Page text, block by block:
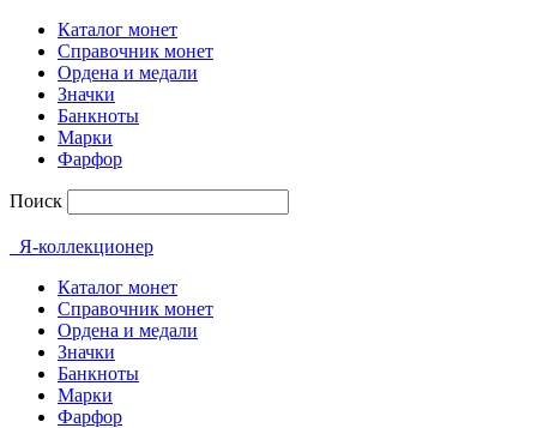
Каталог монет
Справочник монет
Ордена и медали
Значки
Банкноты
Марки
Фарфор
Поиск
Я-коллекционер
Каталог монет
Справочник монет
Ордена и медали
Значки
Банкноты
Марки
Фарфор